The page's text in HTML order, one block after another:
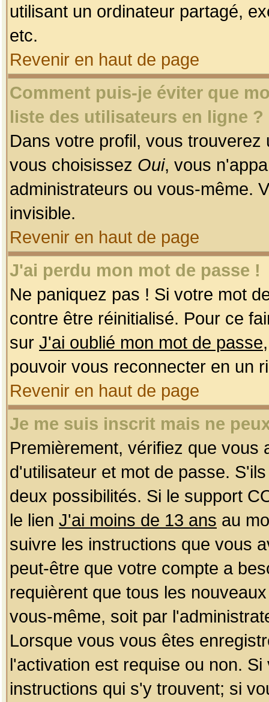
utilisant un ordinateur partagé,
etc.
Revenir en haut de page
Comment puis-je éviter que
liste des utilisateurs en ligne ?
Dans votre profil, vous
vous choisissez Oui, vous
administrateurs ou vous-même.
invisible.
Revenir en haut de page
J'ai perdu mon mot de passe !
Ne paniquez pas ! Si votre mot
contre être réinitialisé. Pour ce
sur J'ai oublié mon mot de passe
pouvoir vous reconnecter en un
Revenir en haut de page
Je me suis inscrit mais ne
Premièrement, vérifiez que
d'utilisateur et mot de passe.
deux possibilités. Si le support
le lien J'ai moins de 13 ans au
suivre les instructions que vous
peut-être que votre compte a
requièrent que tous les
vous-même, soit par
Lorsque vous vous êtes
l'activation est requise ou non.
instructions qui s'y trouvent; si